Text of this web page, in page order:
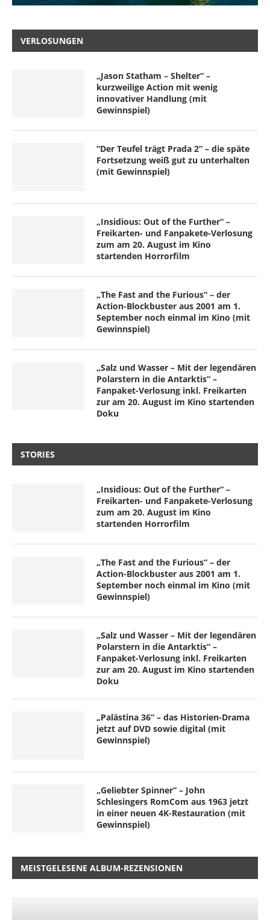
VERLOSUNGEN
„Jason Statham – Shelter“ –
kurzweilige Action mit wenig
innovativer Handlung (mit
Gewinnspiel)
“Der Teufel trägt Prada 2” – die späte
Fortsetzung weiß gut zu unterhalten
(mit Gewinnspiel)
„Insidious: Out of the Further“ –
Freikarten- und Fanpakete-Verlosung
zum am 20. August im Kino
startenden Horrorfilm
„The Fast and the Furious“ – der
Action-Blockbuster aus 2001 am 1.
September noch einmal im Kino (mit
Gewinnspiel)
„Salz und Wasser – Mit der legendären
Polarstern in die Antarktis“ –
Fanpaket-Verlosung inkl. Freikarten
zur am 20. August im Kino startenden
Doku
STORIES
„Insidious: Out of the Further“ –
Freikarten- und Fanpakete-Verlosung
zum am 20. August im Kino
startenden Horrorfilm
„The Fast and the Furious“ – der
Action-Blockbuster aus 2001 am 1.
September noch einmal im Kino (mit
Gewinnspiel)
„Salz und Wasser – Mit der legendären
Polarstern in die Antarktis“ –
Fanpaket-Verlosung inkl. Freikarten
zur am 20. August im Kino startenden
Doku
„Palästina 36“ – das Historien-Drama
jetzt auf DVD sowie digital (mit
Gewinnspiel)
„Geliebter Spinner“ – John
Schlesingers RomCom aus 1963 jetzt
in einer neuen 4K-Restauration (mit
Gewinnspiel)
MEISTGELESENE ALBUM-REZENSIONEN